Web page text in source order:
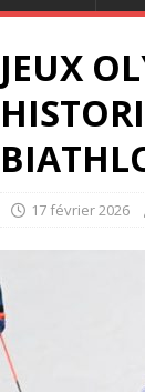
JEUX
17 février 2026